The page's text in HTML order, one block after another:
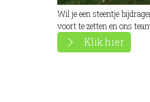
Wil je een steentje
voort te zetten en ons
Klik hier